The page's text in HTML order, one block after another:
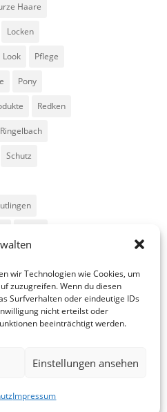
wir Technologien wie Cookies, um
zuzugreifen. Wenn du diesen
Surfverhalten oder eindeutige IDs
nicht erteilst oder
beeinträchtigt werden.
Einstellungen ansehen
Impressum
Haare
Locken
Look Pflege
Pony
Redken
Ringelbach
Schutz
in g